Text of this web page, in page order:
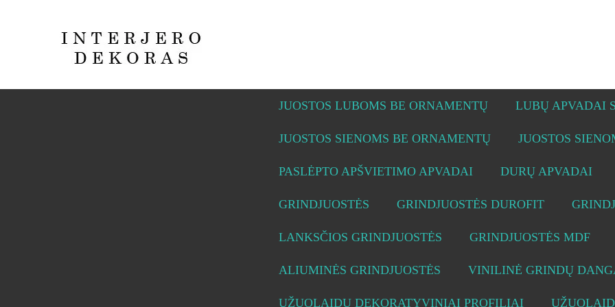
JUOSTOS LUBOMS BE ORNAMENTŲ LUBŲ APVADAI
JUOSTOS SIENOMS BE ORNAMENTŲ JUOSTOS
PASLĖPTO APŠVIETIMO APVADAI DURŲ APVADAI
GRINDJUOSTĖS GRINDJUOSTĖS DUROFIT
LANKSČIOS GRINDJUOSTĖS GRINDJUOSTĖS MDF
ALIUMINĖS GRINDJUOSTĖS VINILINĖ GRINDŲ
UŽUOLAIDŲ DEKORATYVINIAI PROFILIAI